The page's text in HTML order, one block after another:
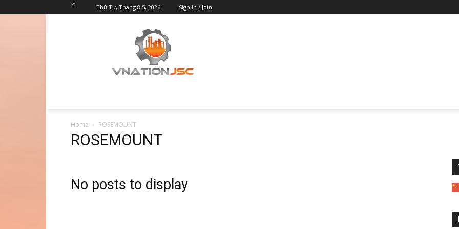
C Thứ Tư, Tháng 8 5, 2026 Sign in / Join
Home ROSEMOUNT
ROSEMOUNT
No posts to display